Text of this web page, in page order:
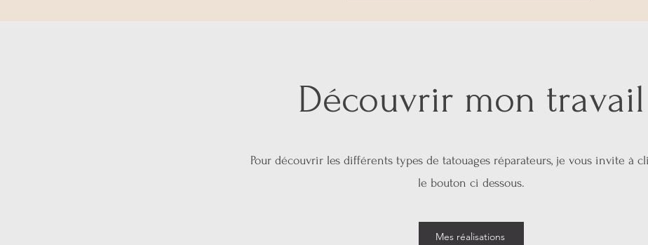
Découvrir mon travail
Pour découvrir les différents types de tatouages réparateurs, je vous invite à
le bouton ci dessous.
Mes réalisations